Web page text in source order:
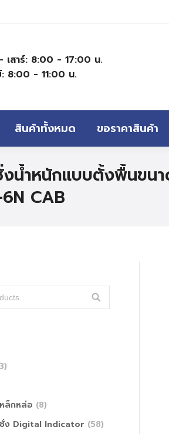
เสาร์: 8:00 - 17:00 น.
8:00 - 11:00 น.
สินค้าทั้งหมด ขอราคาสินค้า
งน้ำหนักแบบตั้งพื้นขน
CAB
ล็กหล่อ (8)
ชั่ง Digital Indicator (58)